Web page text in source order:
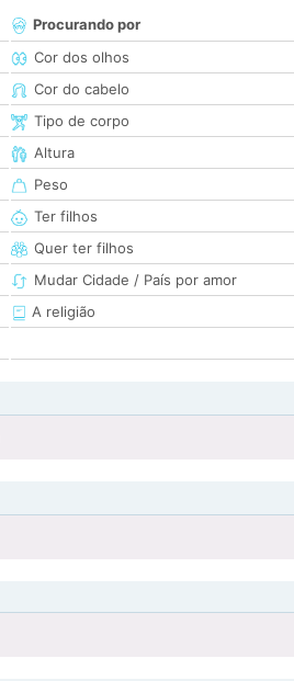
Procurando por
Cor dos olhos
Cor do cabelo
Tipo de corpo
Altura
Peso
Ter filhos
Quer ter filhos
Mudar Cidade / País por amor
A religião